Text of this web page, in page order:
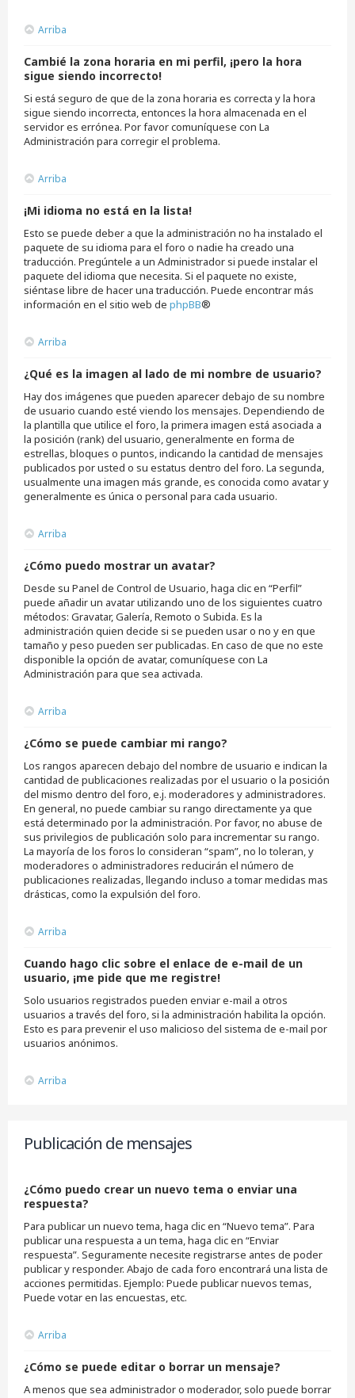
Arriba
Cambié la zona horaria en mi perfil, ¡pero la hora
sigue siendo incorrecto!
Si está seguro de que de la zona horaria es correcta y la hora
sigue siendo incorrecta, entonces la hora almacenada en el
servidor es errónea. Por favor comuníquese con La
Administración para corregir el problema.
Arriba
¡Mi idioma no está en la lista!
Esto se puede deber a que la administración no ha instalado el
paquete de su idioma para el foro o nadie ha creado una
traducción. Pregúntele a un Administrador si puede instalar el
paquete del idioma que necesita. Si el paquete no existe,
siéntase libre de hacer una traducción. Puede encontrar más
información en el sitio web de phpBB®
Arriba
¿Qué es la imagen al lado de mi nombre de usuario?
Hay dos imágenes que pueden aparecer debajo de su nombre
de usuario cuando esté viendo los mensajes. Dependiendo de
la plantilla que utilice el foro, la primera imagen está asociada a
la posición (rank) del usuario, generalmente en forma de
estrellas, bloques o puntos, indicando la cantidad de mensajes
publicados por usted o su estatus dentro del foro. La segunda,
usualmente una imagen más grande, es conocida como avatar y
generalmente es única o personal para cada usuario.
Arriba
¿Cómo puedo mostrar un avatar?
Desde su Panel de Control de Usuario, haga clic en “Perfil”
puede añadir un avatar utilizando uno de los siguientes cuatro
métodos: Gravatar, Galería, Remoto o Subida. Es la
administración quien decide si se pueden usar o no y en que
tamaño y peso pueden ser publicadas. En caso de que no este
disponible la opción de avatar, comuníquese con La
Administración para que sea activada.
Arriba
¿Cómo se puede cambiar mi rango?
Los rangos aparecen debajo del nombre de usuario e indican la
cantidad de publicaciones realizadas por el usuario o la posición
del mismo dentro del foro, e.j. moderadores y administradores.
En general, no puede cambiar su rango directamente ya que
está determinado por la administración. Por favor, no abuse de
sus privilegios de publicación solo para incrementar su rango.
La mayoría de los foros lo consideran “spam”, no lo toleran, y
moderadores o administradores reducirán el número de
publicaciones realizadas, llegando incluso a tomar medidas mas
drásticas, como la expulsión del foro.
Arriba
Cuando hago clic sobre el enlace de e-mail de un
usuario, ¡me pide que me registre!
Solo usuarios registrados pueden enviar e-mail a otros
usuarios a través del foro, si la administración habilita la opción.
Esto es para prevenir el uso malicioso del sistema de e-mail por
usuarios anónimos.
Arriba
Publicación de mensajes
¿Cómo puedo crear un nuevo tema o enviar una
respuesta?
Para publicar un nuevo tema, haga clic en “Nuevo tema”. Para
publicar una respuesta a un tema, haga clic en “Enviar
respuesta”. Seguramente necesite registrarse antes de poder
publicar y responder. Abajo de cada foro encontrará una lista de
acciones permitidas. Ejemplo: Puede publicar nuevos temas,
Puede votar en las encuestas, etc.
Arriba
¿Cómo se puede editar o borrar un mensaje?
A menos que sea administrador o moderador, solo puede borrar